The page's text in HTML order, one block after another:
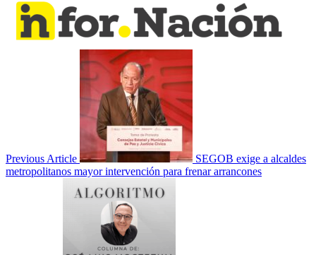
Previous Article
SEGOB exige a alcaldes
metropolitanos mayor intervención para frenar arrancones